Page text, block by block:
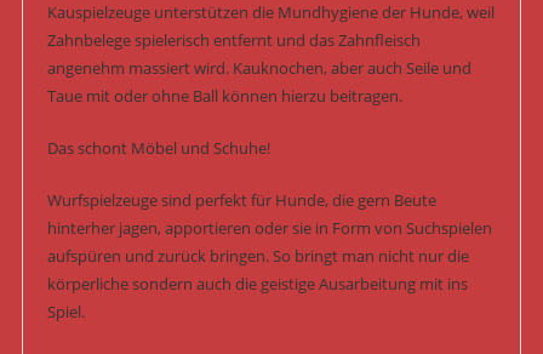
Kauspielzeuge unterstützen die Mundhygiene der Hunde, weil
Zahnbelege spielerisch entfernt und das Zahnfleisch
angenehm massiert wird. Kauknochen, aber auch Seile und
Taue mit oder ohne Ball können hierzu beitragen.
Das schont Möbel und Schuhe!
Wurfspielzeuge sind perfekt für Hunde, die gern Beute
hinterher jagen, apportieren oder sie in Form von Suchspielen
aufspüren und zurück bringen. So bringt man nicht nur die
körperliche sondern auch die geistige Ausarbeitung mit ins
Spiel.